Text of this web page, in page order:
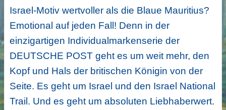
Israel-Motiv wertvoller als die Blaue Mauritius?
Emotional auf jeden Fall! Denn in der
einzigartigen Individualmarkenserie der
DEUTSCHE POST geht es um weit mehr, den
Kopf und Hals der britischen Königin von der
Seite. Es geht um Israel und den Israel National
Trail. Und es geht um absoluten Liebhaberwert.